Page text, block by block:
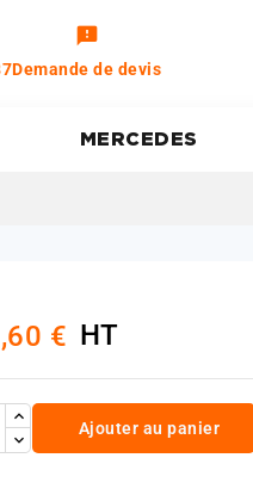
feedback
Demande de devis
MERCEDES
€ HT
Ajouter au panier